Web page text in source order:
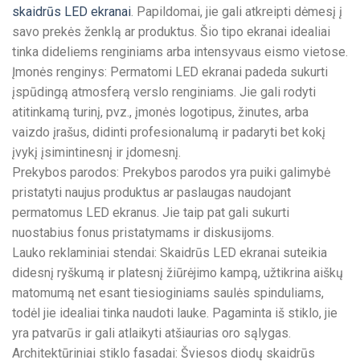
skaidrūs LED ekranai. Papildomai, jie gali atkreipti dėmesį į
savo prekės ženklą ar produktus. Šio tipo ekranai idealiai
tinka dideliems renginiams arba intensyvaus eismo vietose.
Įmonės renginys: Permatomi LED ekranai padeda sukurti
įspūdingą atmosferą verslo renginiams. Jie gali rodyti
atitinkamą turinį, pvz., įmonės logotipus, žinutes, arba
vaizdo įrašus, didinti profesionalumą ir padaryti bet kokį
įvykį įsimintinesnį ir įdomesnį.
Prekybos parodos: Prekybos parodos yra puiki galimybė
pristatyti naujus produktus ar paslaugas naudojant
permatomus LED ekranus. Jie taip pat gali sukurti
nuostabius fonus pristatymams ir diskusijoms.
Lauko reklaminiai stendai: Skaidrūs LED ekranai suteikia
didesnį ryškumą ir platesnį žiūrėjimo kampą, užtikrina aiškų
matomumą net esant tiesioginiams saulės spinduliams,
todėl jie idealiai tinka naudoti lauke. Pagaminta iš stiklo, jie
yra patvarūs ir gali atlaikyti atšiaurias oro sąlygas.
Architektūriniai stiklo fasadai: Šviesos diodų skaidrūs